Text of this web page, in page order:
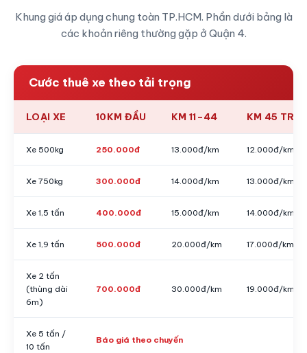
Khung giá áp dụng chung toàn TP.HCM. Phần dưới bảng là
các khoản riêng thường gặp ở Quận 4.
Cước thuê xe theo tải trọng
LOẠI XE 10KM ĐẦU KM 11–44 KM 45 TRỞ
Xe 500kg 250.000đ 13.000đ/km 12.000đ/km
Xe 750kg 300.000đ 14.000đ/km 13.000đ/km
Xe 1,5 tấn 400.000đ 15.000đ/km 14.000đ/km
Xe 1,9 tấn 500.000đ 20.000đ/km 17.000đ/km
Xe 2 tấn
(thùng dài
6m)
700.000đ 30.000đ/km 19.000đ/km
Xe 5 tấn /
10 tấn
Báo giá theo chuyến